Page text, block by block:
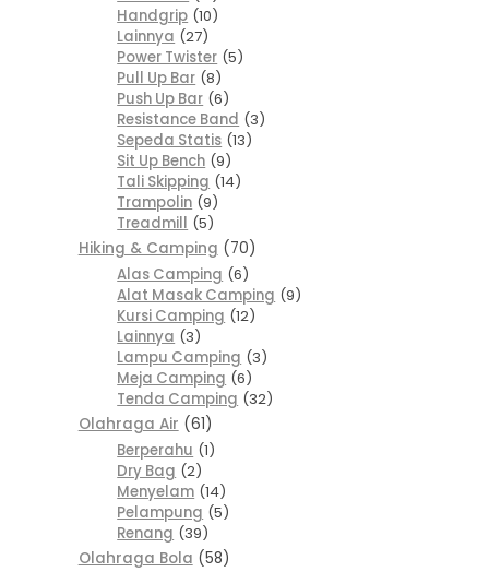
Handgrip 10
Lainnya 27
Power Twister 5
Pull Up Bar 8
Push Up Bar 6
Resistance Band 3
Sepeda Statis 13
Sit Up Bench 9
Tali Skipping 14
Trampolin 9
Treadmill 5
Hiking & Camping
70
Alas Camping 6
Alat Masak Camping 9
Kursi Camping 12
Lainnya 3
Lampu Camping 3
Meja Camping 6
Tenda Camping 32
Olahraga Air
61
Berperahu 1
Dry Bag 2
Menyelam 14
Pelampung 5
Renang 39
Olahraga Bola
58